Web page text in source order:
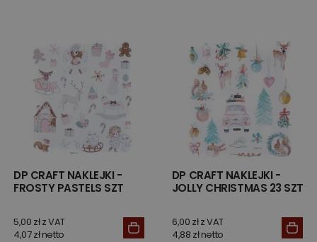
DP CRAFT NAKLEJKI -
FROSTY PASTELS SZT
5,00 zł z VAT
4,07 zł netto
DP CRAFT NAKLEJKI -
JOLLY CHRISTMAS 23 SZT
6,00 zł z VAT
4,88 zł netto